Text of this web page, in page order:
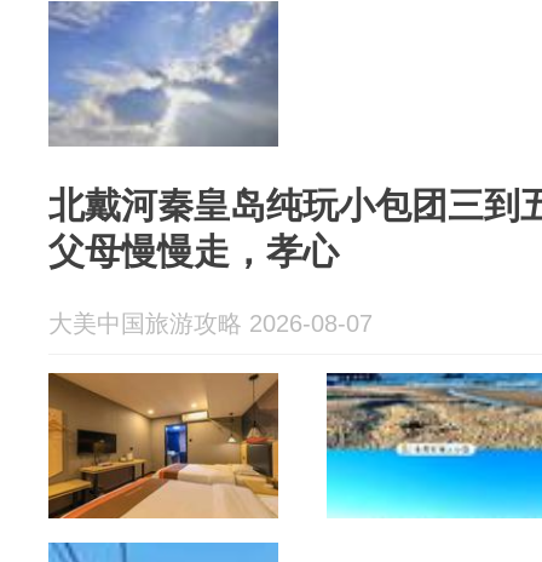
北戴河秦皇岛纯玩小包团三到
父母慢慢走，孝心
大美中国旅游攻略 2026-08-07